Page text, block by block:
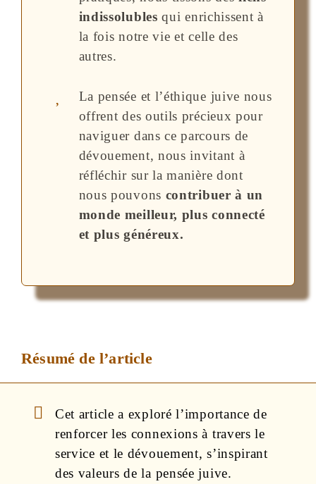
indissolubles qui enrichissent à
la fois notre vie et celle des
autres.
La pensée et l’éthique juive nous
offrent des outils précieux pour
naviguer dans ce parcours de
dévouement, nous invitant à
réfléchir sur la manière dont
nous pouvons contribuer à un
monde meilleur, plus connecté
et plus généreux.
Résumé de l’article
Cet article a exploré l’importance de
renforcer les connexions à travers le
service et le dévouement, s’inspirant
des valeurs de la pensée juive.